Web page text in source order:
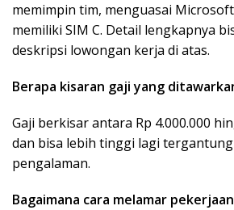
memimpin tim, menguasai
memiliki SIM C. Detail lengkapnya
deskripsi lowongan kerja di atas.
Berapa kisaran gaji yang
Gaji berkisar antara Rp 4.000.000
dan bisa lebih tinggi lagi
pengalaman.
Bagaimana cara melamar